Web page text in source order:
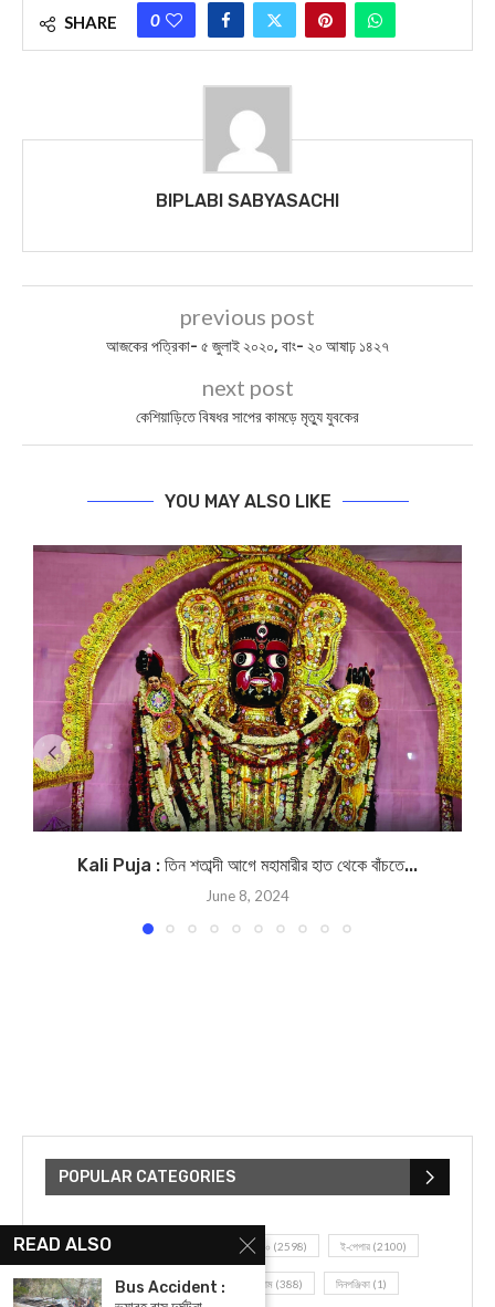
SHARE 0
BIPLABI SABYASACHI
previous post
আজকের পত্রিকা- ৫ জুলাই ২০২০, বাং- ২০ আষাঢ় ১৪২৭
next post
কেশিয়াড়িতে বিষধর সাপের কামড়ে মৃত্যু যুবকের
YOU MAY ALSO LIKE
Kali Puja : তিন শতাব্দী আগে মহামারীর হাত থেকে বাঁচতে...
June 8, 2024
POPULAR CATEGORIES
UNCATEGORIZED আজকের সেরা ১০ (2598) ই-পেপার (2100)
খেলাধূলো(5) জেলার খবর(602) ঝাড়গ্রাম (388) দিনপঞ্জিকা (1)
READ ALSO
Bus Accident :